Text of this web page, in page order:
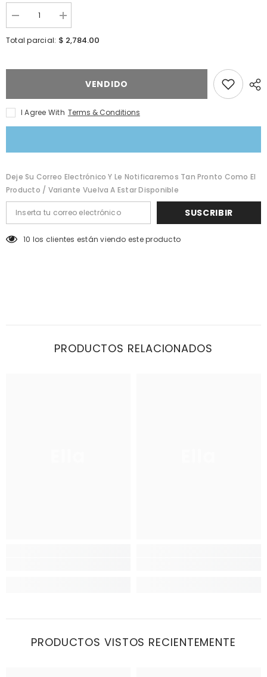
Error:
Missing
interpolation
cantidad
de
{{
producto
I18n
Error:
Missing
interpolation
&quot;Aumentar
cantidad
de
{{
producto
Total parcial: $ 2,784.00
VENDIDO
I Agree With Terms & Conditions
Deje Su Correo Electrónico Y Le Notificaremos Tan Pronto Como El
Producto / Variante Vuelva A Estar Disponible
SUSCRIBIR
11 los clientes están viendo este producto
PRODUCTOS RELACIONADOS
PRODUCTOS VISTOS RECIENTEMENTE